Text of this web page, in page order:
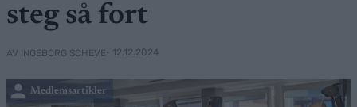
steg så fort
AV INGEBORG SCHEVE• 12.12.2024
Medlemsartikler